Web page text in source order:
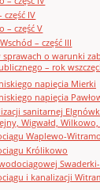
część IV
– część V
– część III
sprawach o warunki
– rok
napięcia Mierki
napięcia
sanitarnej
Wigwałd,
Waplewo-
Królikowo
i kanalizacji